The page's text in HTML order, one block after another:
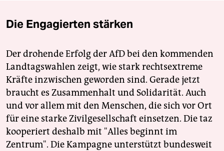
Die Engagierten stärken
Der drohende Erfolg der AfD bei den kommenden
Landtagswahlen zeigt, wie stark rechtsextreme
Kräfte inzwischen geworden sind. Gerade jetzt
braucht es Zusammenhalt und Solidarität. Auch
und vor allem mit den Menschen, die sich vor Ort
für eine starke Zivilgesellschaft einsetzen. Die taz
kooperiert deshalb mit "Alles beginnt im
Zentrum". Die Kampagne unterstützt bundesweit